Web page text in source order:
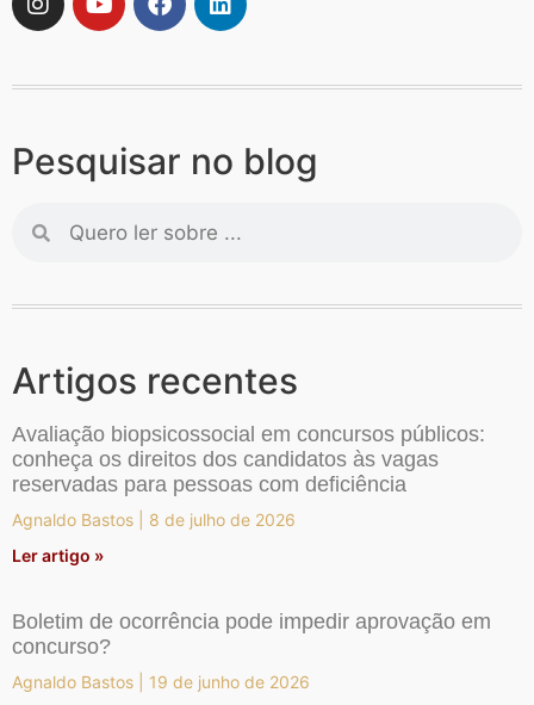
Pesquisar no blog
Artigos recentes
Avaliação biopsicossocial em concursos públicos:
conheça os direitos dos candidatos às vagas
reservadas para pessoas com deficiência
Agnaldo Bastos
8 de julho de 2026
Ler artigo »
Boletim de ocorrência pode impedir aprovação em
concurso?
Agnaldo Bastos
19 de junho de 2026